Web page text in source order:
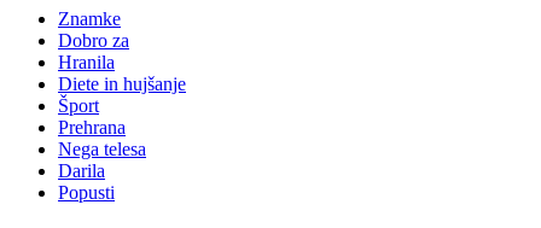
Znamke
Dobro za
Hranila
Diete in hujšanje
Šport
Prehrana
Nega telesa
Darila
Popusti